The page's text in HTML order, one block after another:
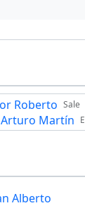
Sale
Roberto
Arturo Martín
Alberto